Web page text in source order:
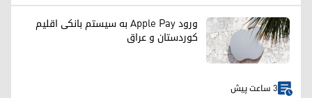
ورود Apple Pay به سیستم بانکی اقلیم
کوردستان و عراق
3 ساعت پیش